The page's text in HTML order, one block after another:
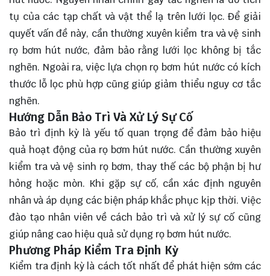
tụ của các tạp chất và vật thể lạ trên lưới lọc. Để giải
quyết vấn đề này, cần thường xuyên kiểm tra và vệ sinh
rọ bơm hút nước, đảm bảo rằng lưới lọc không bị tắc
nghẽn. Ngoài ra, việc lựa chọn rọ bơm hút nước có kích
thước lỗ lọc phù hợp cũng giúp giảm thiểu nguy cơ tắc
nghẽn.
Hướng Dẫn Bảo Trì Và Xử Lý Sự Cố
Bảo trì định kỳ là yếu tố quan trọng để đảm bảo hiệu
quả hoạt động của rọ bơm hút nước. Cần thường xuyên
kiểm tra và vệ sinh rọ bơm, thay thế các bộ phận bị hư
hỏng hoặc mòn. Khi gặp sự cố, cần xác định nguyên
nhân và áp dụng các biện pháp khắc phục kịp thời. Việc
đào tạo nhân viên về cách bảo trì và xử lý sự cố cũng
giúp nâng cao hiệu quả sử dụng rọ bơm hút nước.
Phương Pháp Kiểm Tra Định Kỳ
Kiểm tra định kỳ là cách tốt nhất để phát hiện sớm các